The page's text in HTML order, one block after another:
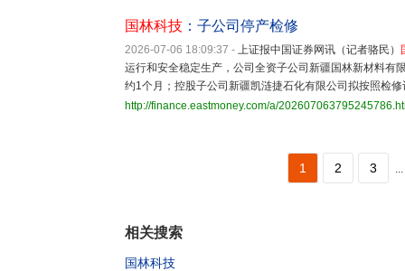
国林科技 ：子公司停产检修
2026-07-06 18:09:37 - 上证报中国证券网讯（记者骆民）
运行和安全稳定生产，公司全资子公司新疆国林新材料
约1个月；控股子公司新疆凯涟捷石化有限公司拟按照检
http://finance.eastmoney.com/a/
1 2 3 ...
相关搜索
国林科技